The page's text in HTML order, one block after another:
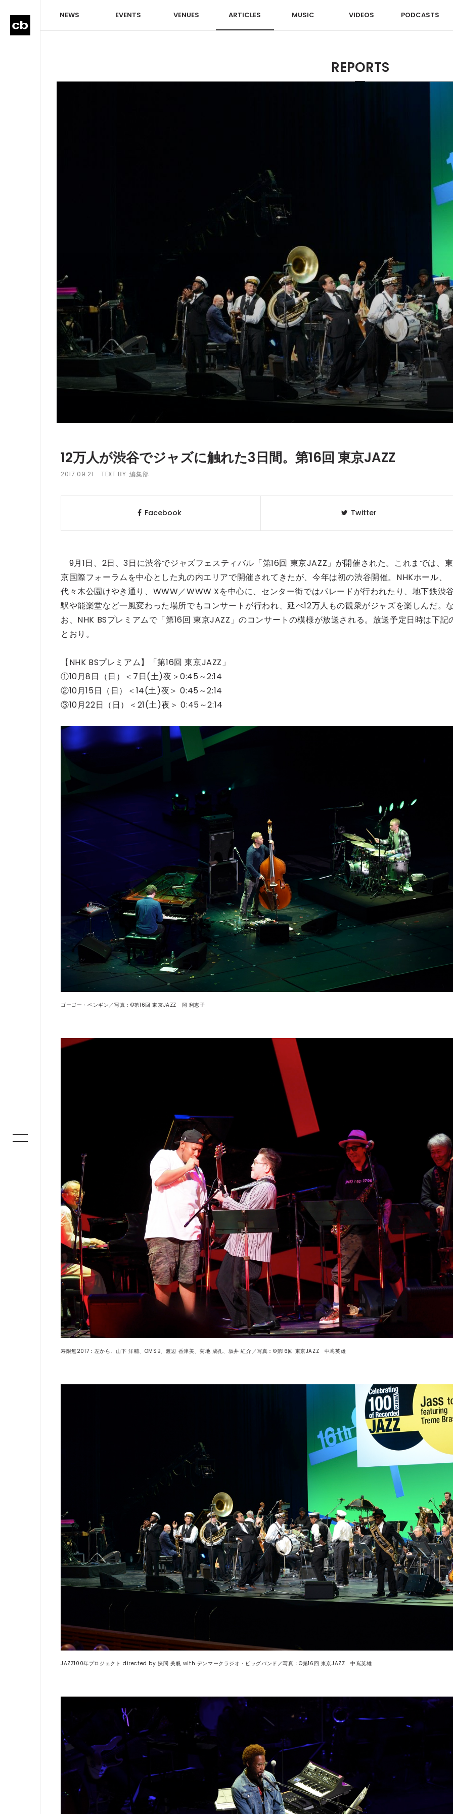
NEWS EVENTS VENUES ARTICLES MUSIC VIDEOS PODCASTS
REPORTS
12万人が渋谷でジャズに触れた3日間。第16回 東京JAZZ
2017.09.21 TEXT BY:編集部
Facebook Twitter
9月1日、2日、3日に渋谷でジャズフェスティバル「第16回 東京JAZZ」が開催された。これまでは、東
京国際フォーラムを中心とした丸の内エリアで開催されてきたが、今年は初の渋谷開催。NHKホール、
代々木公園けやき通り、WWW／WWW Xを中心に、センター街ではパレードが行われたり、地下鉄渋谷
駅や能楽堂など一風変わった場所でもコンサートが行われ、延べ12万人もの観衆がジャズを楽しんだ。な
お、NHK BSプレミアムで「第16回 東京JAZZ」のコンサートの模様が放送される。放送予定日時は下記
とおり。
【NHK BSプレミアム】「第16回 東京JAZZ」
①10月8日（日）＜7日(土)夜＞0:45～2:14
②10月15日（日）＜14(土)夜＞ 0:45～2:14
③10月22日（日）＜21(土)夜＞ 0:45～2:14
ゴーゴー・ペンギン／写真：©第16回 東京JAZZ 岡 利恵子
寿限無2017：左から、山下 洋輔、OMSB、渡辺 香津美、菊地 成孔、坂井 紅介／写真：©第16回 東京JAZZ 中嶌英雄
JAZZ100年プロジェクト directed by 挾間 美帆 with デンマークラジオ・ビッグバンド／写真：©第16回 東京JAZZ 中嶌英雄